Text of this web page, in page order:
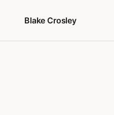
Blake Crosley